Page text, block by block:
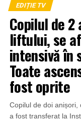
EDIȚIE TV
Copilul de
liftului, se
intensivă în
Toate
fost oprite
Copilul de doi
a fost transferat la